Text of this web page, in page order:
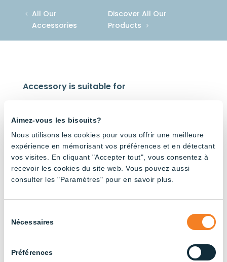
Aimez-vous les biscuits?
Nous utilisons les cookies pour vous offrir une meilleure
expérience en mémorisant vos préférences et en détectant
vos visites. En cliquant "Accepter tout", vous consentez à
recevoir les cookies du site web. Vous pouvez aussi
consulter les "Paramètres" pour en savoir plus.
duNécessaires
Préférences
All Our
Accessories
Discover All Our
Products
Accessory is suitable for
ON/OFF
Tube –
6500K
V-
Shape
Tube –
Spectru
V-
Shape
Tube –
V-
Shape
Tube –
V-
Shape
Tube –
White
V-
Shape
Tube –